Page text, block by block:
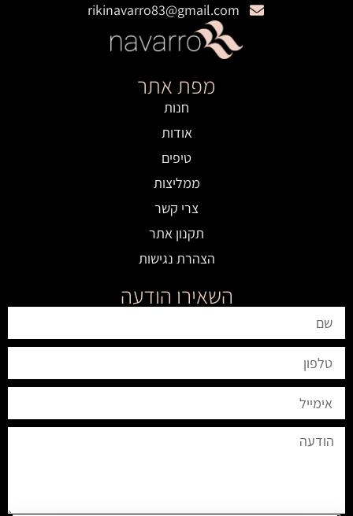
rikinavarro83@gmail.com
מפת אתר
חנות
אודות
טיפים
ממליצות
צרי קשר
תקנון אתר
הצהרת נגישות
השאירו הודעה